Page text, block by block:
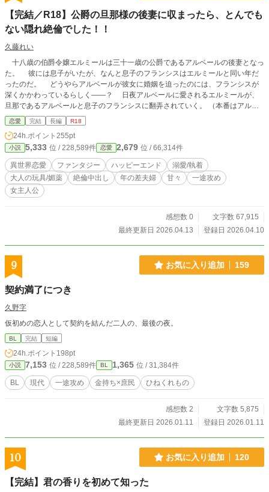
【完結／R18】公爵の旦那様の後妻に収まったら、とんでも
ない隠れ絶倫でした！！
久藤れい
十八歳の伯爵令嬢エルミールは三十一歳の公爵であるアルベールの後妻となっ
た。 彼には息子がいたが、なんと息子のフランシスはエルミールと同い年だ
ったのだ。 どうやらアルベールが彼女に婚姻を迫ったのには、フランシスが
深くかかわっているらしく――？ 日夜アルベールに愛されるエルミールが、
旦那であるアルベールと息子のフランシスに翻弄されていく。 （本番はアルベ
ールとしかありません／３Ｐではないです）
恋愛 完結 長編 R18
24h.ポイント 255pt
小説 5,333 位 / 228,589件 恋愛 2,679 位 / 66,314件
異世界恋愛 ファンタジー ハッピーエンド
溺愛/執着
大人の玩具/媚薬
絶倫中出し 年の差夫婦 甘々
一途攻め
女主人公
感想数 0
文字数 67,915
最終更新日 2026.04.13
登録日 2026.04.10
9 お気に入り追加 159
契約満了につき
久野字
仮初めの恋人として契約を結んだ二人の、最後の夜。
BL 完結 短編
24h.ポイント 198pt
小説 7,153 位 / 228,589件 BL 1,365 位 / 31,384件
BL 現代 一途攻め 金持ち×庶民 ひねくれもの
感想数 2
文字数 5,875
最終更新日 2026.01.11
登録日 2026.01.11
10 お気に入り追加 120
【完結】君の香りを初めて知った